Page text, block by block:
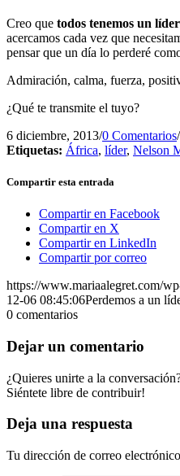
Creo que todos tenemos un líder
acercamos cada vez que
pensar que un día lo perderé
Admiración, calma, fuerza,
¿Qué te transmite el tuyo?
6 diciembre, 2013/0 Comentarios/
Etiquetas: África, líder, Nelson
Compartir esta entrada
Compartir en Facebook
Compartir en X
Compartir en LinkedIn
Compartir por correo
https://www.mariaalegret.com/
12-06 08:45:06Perdemos a un
0 comentarios
Dejar un comentario
¿Quieres unirte a la
Siéntete libre de contribuir!
Deja una respuesta
Tu dirección de correo